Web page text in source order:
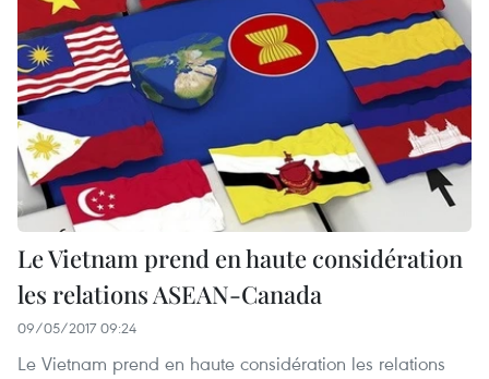
Le Vietnam prend en haute considération
les relations ASEAN-Canada
09/05/2017 09:24
Le Vietnam prend en haute considération les relations